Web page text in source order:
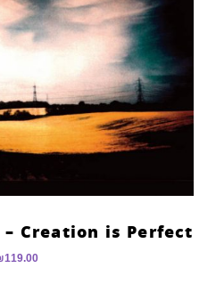
Creation is Perfect
119.00